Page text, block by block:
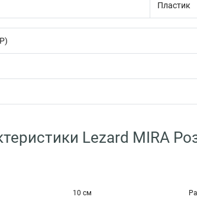
Пластик
Lezard MIRA
10 см